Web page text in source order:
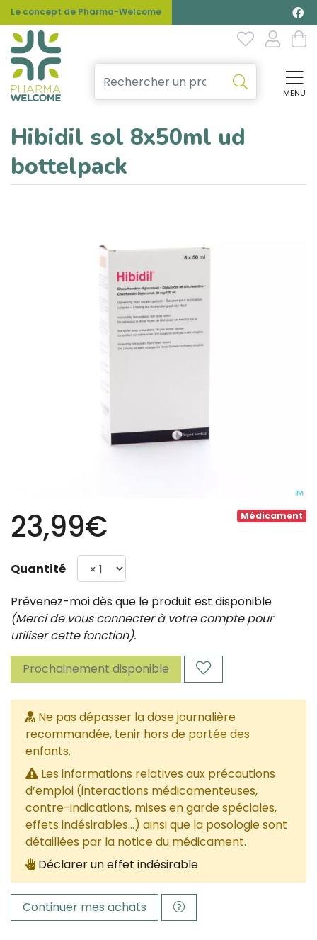
Le concept de Pharma-Welcome
MENU
Hibidil sol 8x50ml ud
bottelpack
Médicament
23,99€
Quantité
Prévenez-moi dès que le produit est disponible
(Merci de vous connecter à votre compte pour
utiliser cette fonction).
Prochainement disponible
Ne pas dépasser la dose journalière
recommandée, tenir hors de portée des
enfants.
Les informations relatives aux précautions
d’emploi (interactions médicamenteuses,
contre-indications, mises en garde spéciales,
effets indésirables...) ainsi que la posologie sont
détaillées par la notice du médicament.
Déclarer un effet indésirable
Continuer mes achats